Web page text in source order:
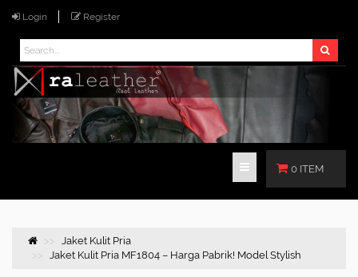
Login Register
0 ITEM
Jaket Kulit Pria
Jaket Kulit Pria MF1804 – Harga Pabrik! Model Stylish